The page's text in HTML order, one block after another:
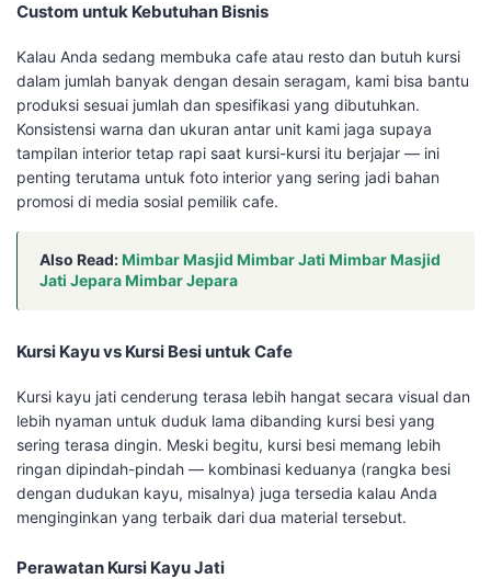
Custom untuk Kebutuhan Bisnis
Kalau Anda sedang membuka cafe atau resto dan butuh kursi
dalam jumlah banyak dengan desain seragam, kami bisa bantu
produksi sesuai jumlah dan spesifikasi yang dibutuhkan.
Konsistensi warna dan ukuran antar unit kami jaga supaya
tampilan interior tetap rapi saat kursi-kursi itu berjajar — ini
penting terutama untuk foto interior yang sering jadi bahan
promosi di media sosial pemilik cafe.
Also Read:Mimbar Masjid Mimbar Jati Mimbar Masjid
Jati Jepara Mimbar Jepara
Kursi Kayu vs Kursi Besi untuk Cafe
Kursi kayu jati cenderung terasa lebih hangat secara visual dan
lebih nyaman untuk duduk lama dibanding kursi besi yang
sering terasa dingin. Meski begitu, kursi besi memang lebih
ringan dipindah-pindah — kombinasi keduanya (rangka besi
dengan dudukan kayu, misalnya) juga tersedia kalau Anda
menginginkan yang terbaik dari dua material tersebut.
Perawatan Kursi Kayu Jati